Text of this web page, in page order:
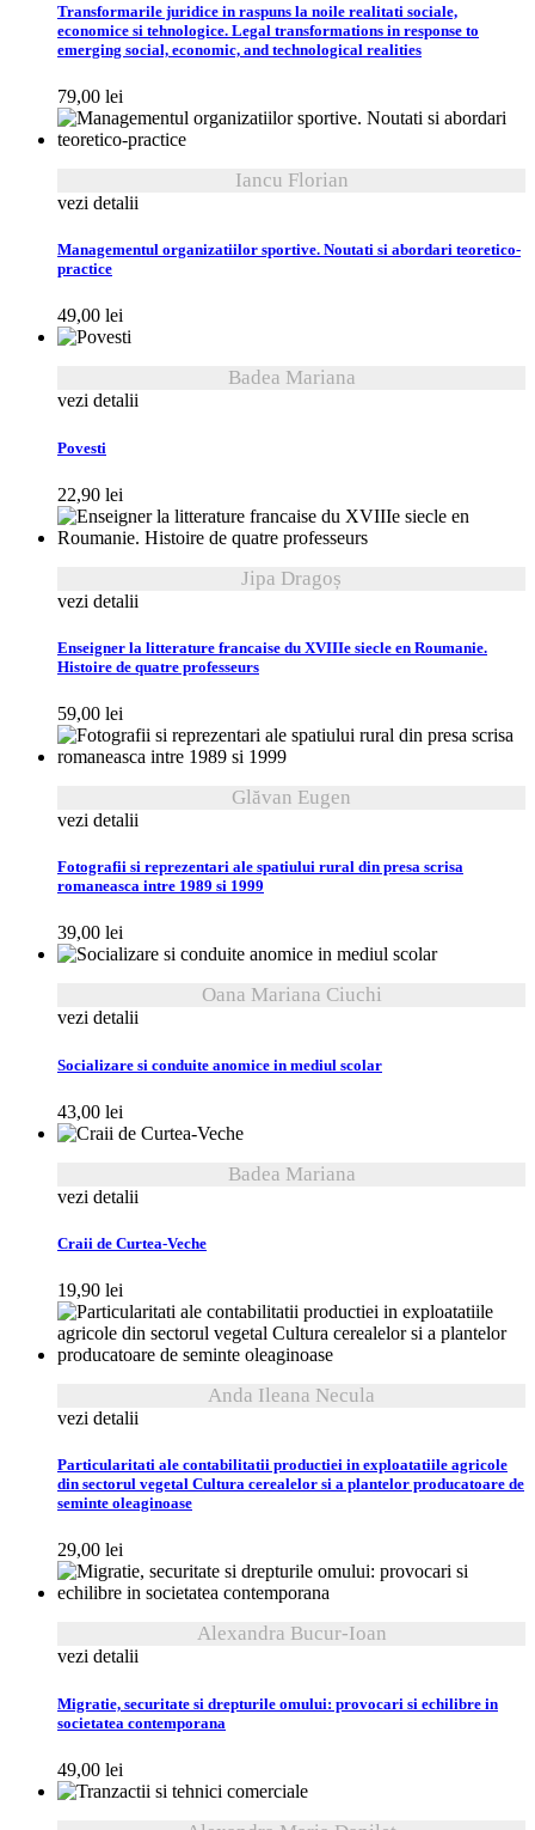
Transformarile juridice in raspuns la noile realitati sociale,
economice si tehnologice. Legal transformations in response to
emerging social, economic, and technological realities
79,00 lei
Iancu Florian
vezi detalii
Managementul organizatiilor sportive. Noutati si abordari teoretico-
practice
49,00 lei
Badea Mariana
vezi detalii
Povesti
22,90 lei
Jipa Dragoș
vezi detalii
Enseigner la litterature francaise du XVIIIe siecle en Roumanie.
Histoire de quatre professeurs
59,00 lei
Glăvan Eugen
vezi detalii
Fotografii si reprezentari ale spatiului rural din presa scrisa
romaneasca intre 1989 si 1999
39,00 lei
Oana Mariana Ciuchi
vezi detalii
Socializare si conduite anomice in mediul scolar
43,00 lei
Badea Mariana
vezi detalii
Craii de Curtea-Veche
19,90 lei
Anda Ileana Necula
vezi detalii
Particularitati ale contabilitatii productiei in exploatatiile agricole
din sectorul vegetal Cultura cerealelor si a plantelor producatoare de
seminte oleaginoase
29,00 lei
Alexandra Bucur-Ioan
vezi detalii
Migratie, securitate si drepturile omului: provocari si echilibre in
societatea contemporana
49,00 lei